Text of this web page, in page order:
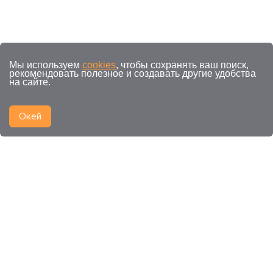
Мы используем cookies, чтобы сохранять ваш поиск,
рекомендовать полезное и создавать другие удобства
на сайте.
Окей